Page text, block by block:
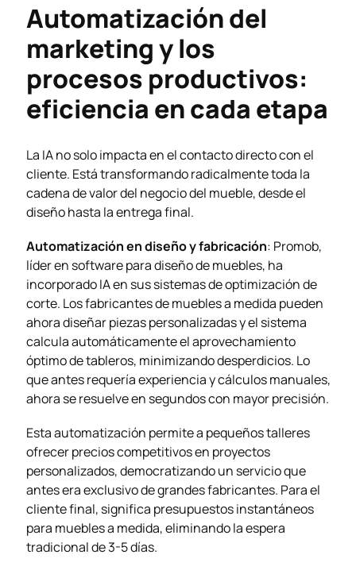
Automatización del
marketing y los
procesos productivos:
eficiencia en cada etapa
La IA no solo impacta en el contacto directo con el
cliente. Está transformando radicalmente toda la
cadena de valor del negocio del mueble, desde el
diseño hasta la entrega final.
Automatización en diseño y fabricación: Promob,
líder en software para diseño de muebles, ha
incorporado IA en sus sistemas de optimización de
corte. Los fabricantes de muebles a medida pueden
ahora diseñar piezas personalizadas y el sistema
calcula automáticamente el aprovechamiento
óptimo de tableros, minimizando desperdicios. Lo
que antes requería experiencia y cálculos manuales,
ahora se resuelve en segundos con mayor precisión.
Esta automatización permite a pequeños talleres
ofrecer precios competitivos en proyectos
personalizados, democratizando un servicio que
antes era exclusivo de grandes fabricantes. Para el
cliente final, significa presupuestos instantáneos
para muebles a medida, eliminando la espera
tradicional de 3-5 días.